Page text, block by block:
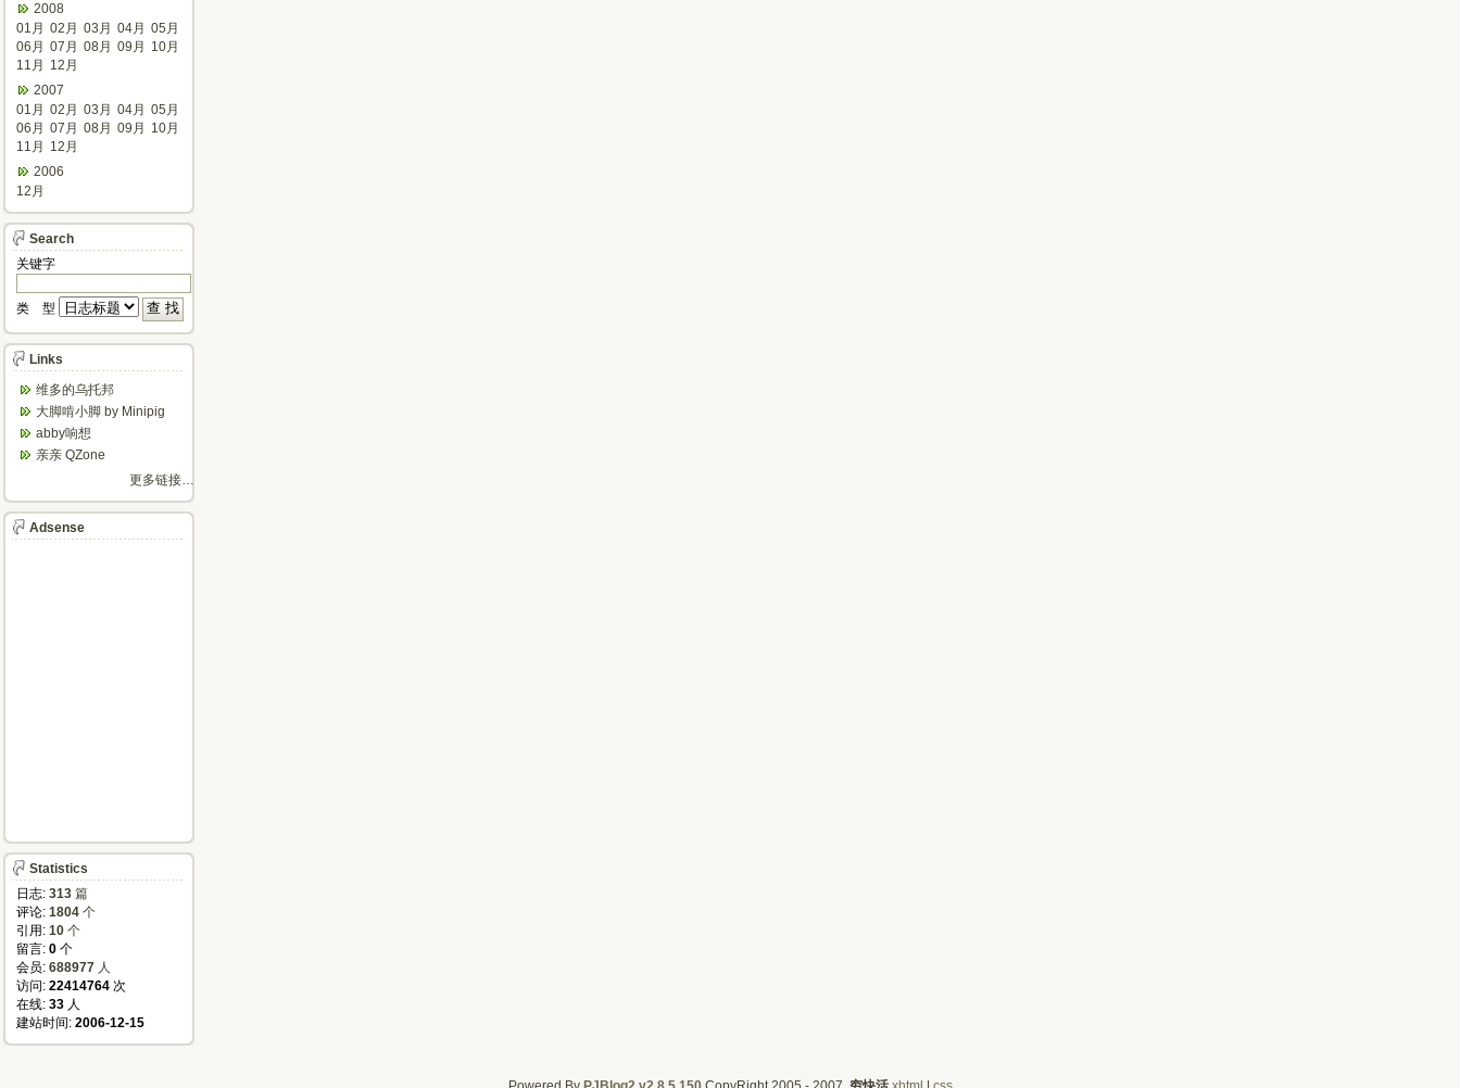
2008
01月 02月 03月 04月 05月
06月 07月 08月 09月
10月
11月
12月
2007
01月 02月 03月 04月 05月
06月 07月 08月 09月
10月
11月
12月
2006
12月
Search
关键字
类 型
Links
维多的乌托邦
大脚啃小脚 by Minipig
abby响想
亲亲 QZone
更多链接…
Adsense
Statistics
日志: 313 篇
评论: 1804 个
引用: 10 个
留言: 0 个
会员: 688977 人
访问: 22414764 次
在线: 33 人
建站时间: 2006-12-15